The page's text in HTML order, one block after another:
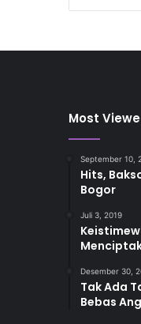
Most
September 10,
Hits,
Bogor
Juli 3, 2019
Desember 30,
Tak Ada
Bebas